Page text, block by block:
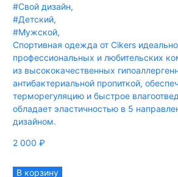
#Свой дизайн,
#Детский,
#Мужской,
Спортивная одежда от Cikers
профессиональных и любительских
из высококачественных
антибактериальной пропиткой,
терморегуляцию и быстрое
обладает эластичностью в 5
дизайном.
2 000 ₽
В корзину